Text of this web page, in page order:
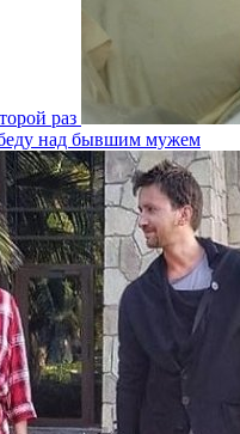
раз
над бывшим мужем